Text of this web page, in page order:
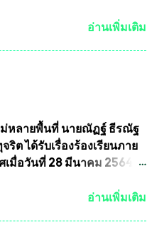
นที่อยู่ในรายการประกวด
รุ่นเช่นกัน เนื่องจากพระ
ระทุกองค์จะต้องตอกโค๊ต
มายเลข) 2.)ต้องมีการ
นเท่าไหร่ (เพื่อป้องกันการปั๊ม
อ่านเพิ่มเติม
ม่หลายพื้นที่ นายณัฏฐ์ ธีรณัฐ
ต ได้รับเรื่องร้องเรียนภาย
เมื่อวันที่ 28 มีนาคม 2564 ที่
ผยว่า “ยกตัวอย่างในเขต
อ่านเพิ่มเติม